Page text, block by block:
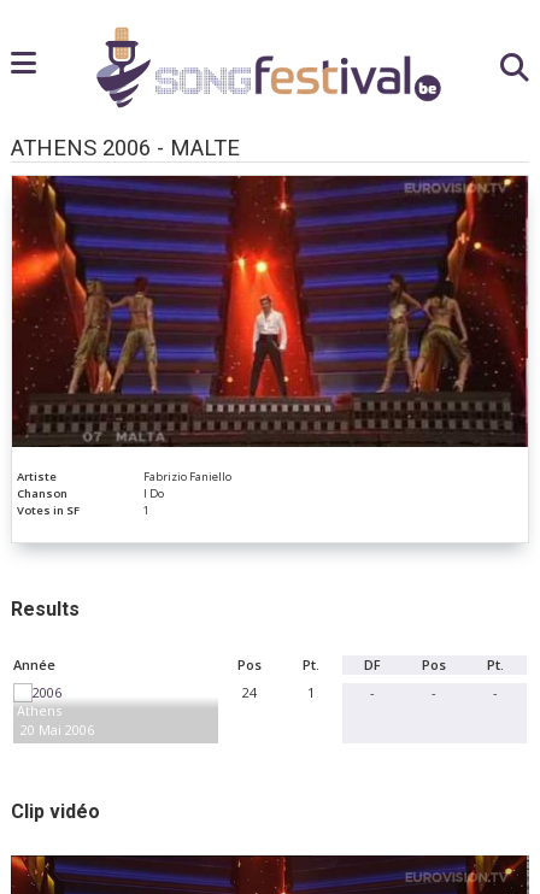
ATHENS 2006 - MALTE
Artiste
Fabrizio Faniello
Chanson
I Do
Votes in SF
1
Results
Année Pos Pt. DF Pos Pt.
Athens
20 Mai 2006
24 1 - - -
Clip vidéo